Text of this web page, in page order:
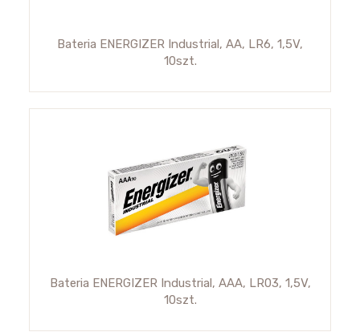
Bateria ENERGIZER Industrial, AA, LR6, 1,5V,
10szt.
Bateria ENERGIZER Industrial, AAA, LR03, 1,5V,
10szt.